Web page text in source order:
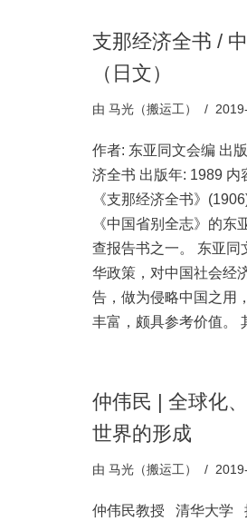
支那经济全书 /
（日文）
由 马光（搬运工）
作者: 东亚同文会编 出
济全书 出版年: 1989 内
《支那经济全书》
《中国省别全志》的东
查报告书之一。 东亚同
华政策，对中国社会经
告，做为侵略中国之用
丰富，颇具参考价值。
仲伟民 | 全球化
世界的形成
由 马光（搬运工）
仲伟民教授 清华大学